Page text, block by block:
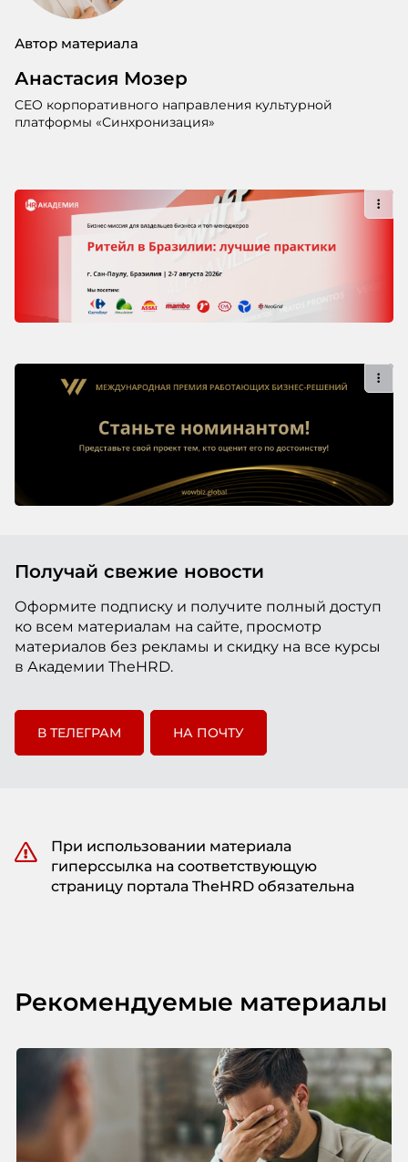
Автор материала
Анастасия Мозер
CEO корпоративного направления культурной
платформы «Синхронизация»
Получай свежие новости
Оформите подписку и получите полный доступ
ко всем материалам на сайте, просмотр
материалов без рекламы и скидку на все курсы
в Академии TheHRD.
В ТЕЛЕГРАМ НА ПОЧТУ
При использовании материала
гиперссылка на соответствующую
страницу портала TheHRD обязательна
Рекомендуемые материалы